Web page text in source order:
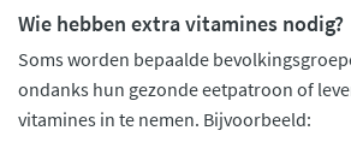
Wie hebben extra vitamines nodig?
Soms worden bepaalde
ondanks hun gezonde eetpatroon of
vitamines in te nemen. Bijvoorbeeld: